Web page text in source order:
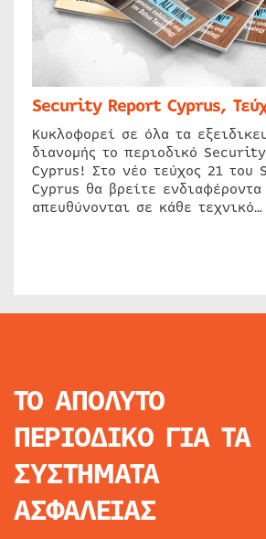
Security Report Cyprus,
Κυκλοφορεί σε όλα τα
διανομής το περιοδικό
Cyprus! Στο νέο τεύχος 21
Cyprus θα βρείτε
απευθύνονται σε κάθε τεχνικό…
ΤΟ ΑΠΟΛΥΤΟ
ΠΕΡΙΟΔΙΚΟ ΓΙΑ ΤΑ
ΣΥΣΤΗΜΑΤΑ
ΑΣΦΑΛΕΙΑΣ